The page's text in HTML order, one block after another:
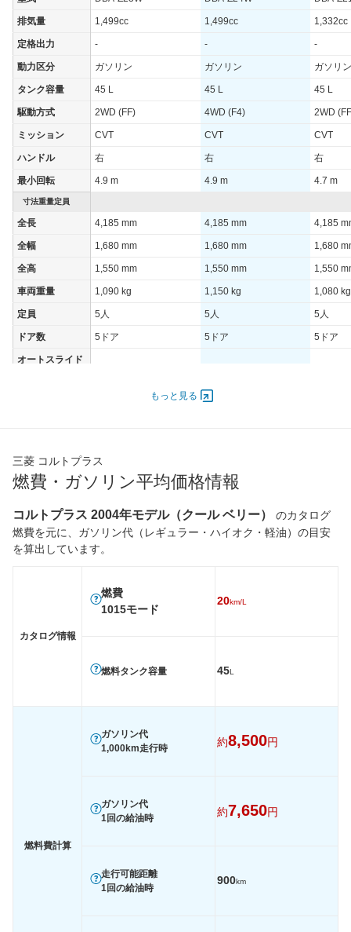
排気量 1,499cc 1,499cc 1,332cc
定格出力 - - -
動力区分 ガソリン ガソリン ガソリン
タンク容量 45 L 45 L 45 L
駆動方式 2WD (FF) 4WD (F4) 2WD
ミッション CVT CVT CVT
ハンドル 右 右 右
最小回転 4.9 m 4.9 m 4.7 m
寸法重量定員
全長 4,185 mm 4,185 mm 4,185
全幅 1,680 mm 1,680 mm 1,680
全高 1,550 mm 1,550 mm 1,550
車両重量 1,090 kg 1,150 kg 1,080 kg
定員 5人 5人 5人
ドア数 5ドア 5ドア 5ドア
オートスライド
過給機 -
タイヤ
後輪サイズ 185/55R15 185/55R15 175/
燃費
-
WLTC/高速道路
装備詳細を見る 装備詳細を見る
もっと見る
三菱 コルトプラス
燃費・ガソリン平均価格情報
コルトプラス 2004年モデル（クール ベリー）
のカタログ
燃費を元に、ガソリン代（レギュラー・ハイオク・軽油）の目安
を算出しています。
カタログ情報
燃費
1015モード
20km/L
燃料タンク容量 45L
燃料費計算
ガソリン代
1,000km走行時
約8,500円
ガソリン代
1回の給油時
約7,650円
走行可能距離
1回の給油時
900km